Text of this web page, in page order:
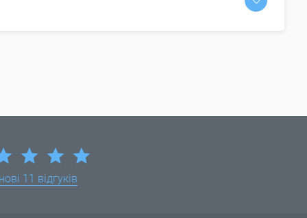
11 відгуків